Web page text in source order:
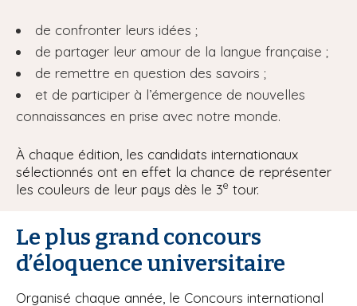
de confronter leurs idées ;
de partager leur amour de la langue française ;
de remettre en question des savoirs ;
et de participer à l’émergence de nouvelles
connaissances en prise avec notre monde.
À chaque édition, les candidats internationaux
sélectionnés ont en effet la chance de représenter
les couleurs de leur pays dès le 3e tour.
Le plus grand concours
d’éloquence universitaire
Organisé chaque année, le Concours international